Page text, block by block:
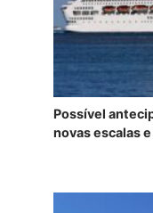
Possível
novas escalas